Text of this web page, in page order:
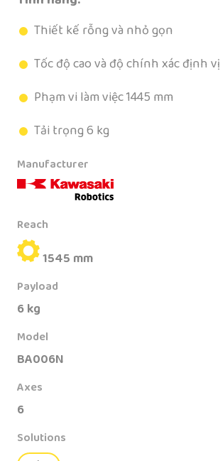
Thiết kế rỗng và nhỏ gọn
Tốc độ cao và độ chính xác định vị
Phạm vi làm việc 1445 mm
Tải trọng 6 kg
Manufacturer
Reach
1545 mm
Payload
6 kg
Model
BA006N
Axes
6
Solutions